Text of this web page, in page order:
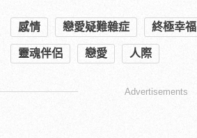
感情 戀愛疑難雜症 終極幸福
靈魂伴侶 戀愛 人際
Advertisements